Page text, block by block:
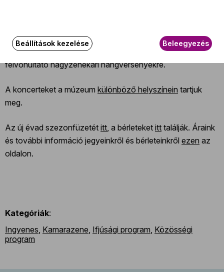
évadra szóló jegyeink is megvásárolhatók, akár
Kakaókoncertekre, akár a nemzetközi sztárokat
felvonultató nagyzenekari hangversenyekre.
A koncerteket a múzeum különböző helyszínein tartjuk
meg.
Az új évad szezonfüzetét itt, a bérleteket itt találják. Áraink
és további információ jegyeinkről és bérleteinkről ezen az
oldalon.
Kategóriák:
Ingyenes Kamarazene Ifjúsági program Közösségi
program
Beállítások kezelése Beleegyezés